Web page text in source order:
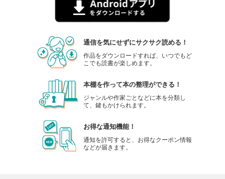
通信を気にせずにサクサク読める！
作品をダウンロードすれば、いつでもど
こでも読書が楽しめます。
本棚を作って本の整理ができる！
ジャンルや作家ごとなどに本を分類し
て、鍵もかけられます。
お得な通知機能！
通知を許可すると、お得なクーポン情報
などが届きます。